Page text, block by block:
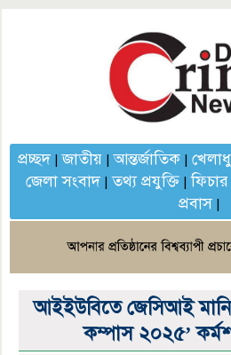
প্রচ্ছদ|জাতীয়|আন্তর্জাতিক|
জেলা সংবাদ|তথ্য প্রযুক্তি |ফিচার
প্রবাস|
আইইউবিতে জেসিআই
কম্পাস ২০২৫’